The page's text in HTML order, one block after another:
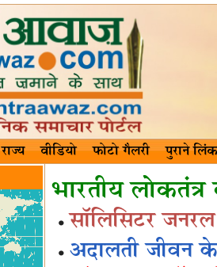
राज्य वीडियो फोटो गैलरी पुराने लिंक
भारतीय
सॉलिसिटर
अदालती जीवन